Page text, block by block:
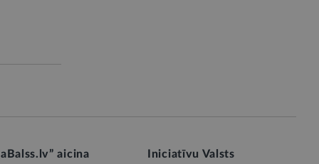
aicina
Iniciatīvu Valsts